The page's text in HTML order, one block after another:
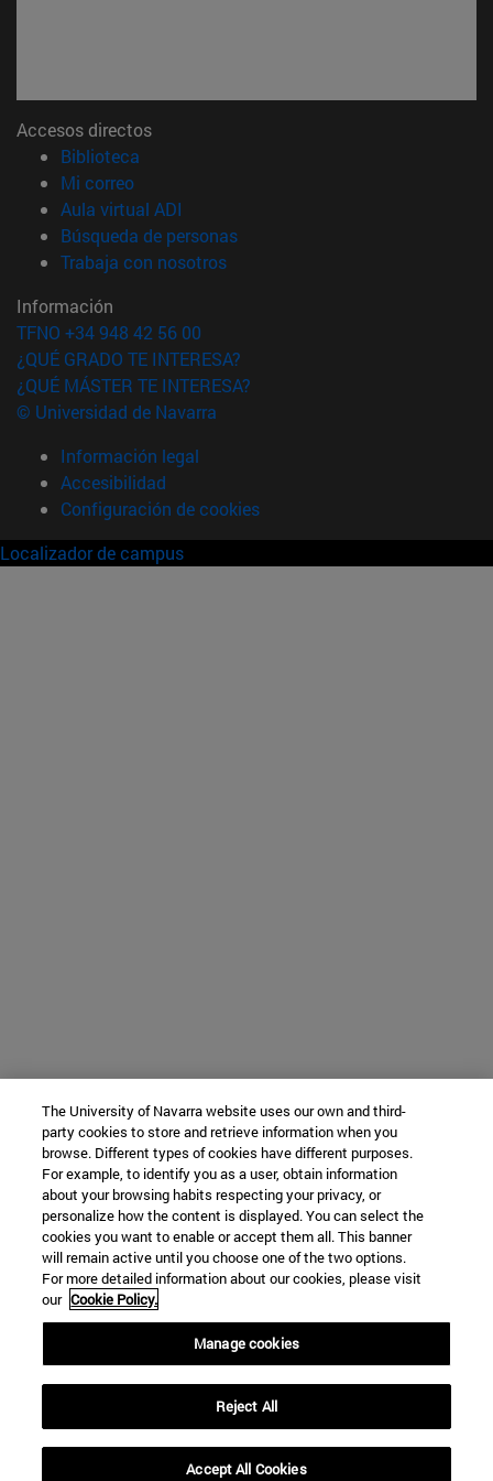
Accesos directos
Biblioteca
Mi correo(abre en nueva ventana)
Aula virtual ADI
Búsqueda de personas(abre en nueva ventana)
Trabaja con nosotros(abre en nueva ventana)
Información
TFNO +34 948 42 56 00
¿QUÉ GRADO TE INTERESA?
¿QUÉ MÁSTER TE INTERESA?
© Universidad de Navarra
Información legal
Accesibilidad
Configuración de cookies
Localizador de campus
The University of Navarra website uses our own and third-
party cookies to store and retrieve information when you
browse. Different types of cookies have different purposes.
For example, to identify you as a user, obtain information
about your browsing habits respecting your privacy, or
personalize how the content is displayed. You can select the
cookies you want to enable or accept them all. This banner
will remain active until you choose one of the two options.
For more detailed information about our cookies, please visit
our Cookie Policy.
Manage cookies
Reject All
Accept All Cookies